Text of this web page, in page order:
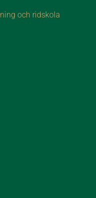
och ridskola